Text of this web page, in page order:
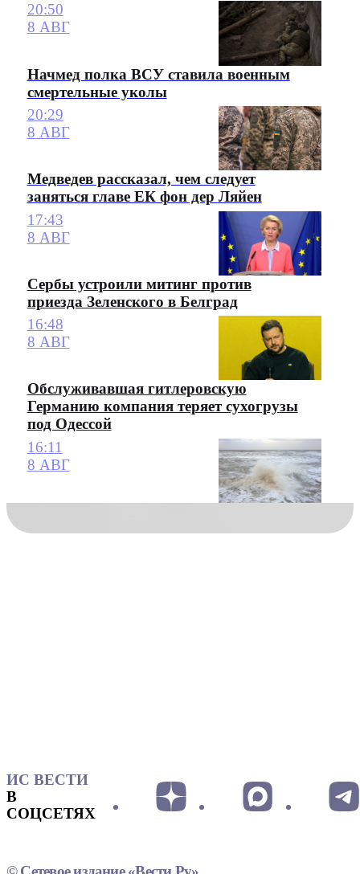
20:50
8 АВГ
Начмед полка ВСУ ставила военным
смертельные уколы
20:29
8 АВГ
Медведев рассказал, чем следует
заняться главе ЕК фон дер Ляйен
17:43
8 АВГ
Сербы устроили митинг против
приезда Зеленского в Белград
16:48
8 АВГ
Обслуживавшая гитлеровскую
Германию компания теряет сухогрузы
под Одессой
16:11
8 АВГ
ИС ВЕСТИ
В
СОЦСЕТЯХ